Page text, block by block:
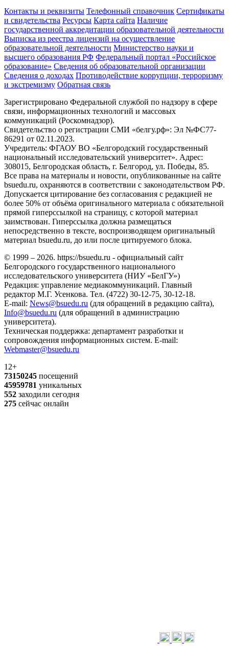
Контакты и реквизиты Телефонный справочник Сертификаты
и свидетельства Ресурсы Карта сайта Наличие
государственной аккредитации образовательной деятельности
Выписка из реестра лицензий на осуществление
образовательной деятельности Министерствo науки и
высшего образования РФ Федеральный портал «Российское
образование» Сведения об образовательной организации
Сведения о доходах Противодействие коррупции, терроризму
и экстремизму Обратная связь
Зарегистрировано Федеральной службой по надзору в сфере
связи, информационных технологий и массовых
коммуникаций (Роскомнадзор).
Свидетельство о регистрации СМИ «белгу.рф»: Эл №ФС77-
86291 от 02.11.2023.
Учредитель: ФГАОУ ВО «Белгородский государственный
национальный исследовательский университет». Адрес:
308015, Белгородская область, г. Белгород, ул. Победы, 85.
Все права на материалы и новости, опубликованные на сайте
bsuedu.ru, охраняются в соответствии с законодательством РФ.
Допускается цитирование без согласования с редакцией не
более 50% от объёма оригинального материала с обязательной
прямой гиперссылкой на страницу, с которой материал
заимствован. Гиперссылка должна размещаться
непосредственно в тексте, воспроизводящем оригинальный
материал bsuedu.ru, до или после цитируемого блока.
© 1999 – 2026. https://bsuedu.ru - официальный сайт
Белгородского государственного национального
исследовательского университета (НИУ «БелГУ»)
Редакция: управление медиакоммуникаций. Главный
редактор М.Г. Усенкова. Тел. (4722) 30-12-75, 30-12-18.
E-mail: News@bsuedu.ru (для обращений в редакцию сайта),
Info@bsuedu.ru (для обращений в администрацию
университета).
Техническая поддержка: департамент разработки и
сопровождения информационных систем. E-mail:
Webmaster@bsuedu.ru
12+
73150245 посещений
45959781 уникальных
552 заходили сегодня
275 сейчас онлайн